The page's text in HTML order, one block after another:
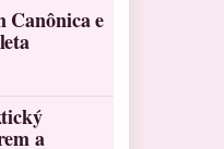
Canônica e
a